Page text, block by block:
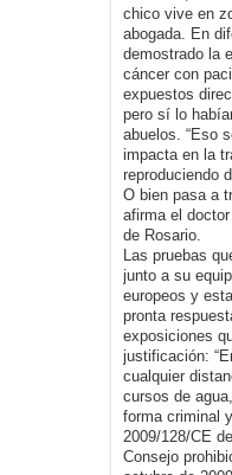
chico vive en
abogada. En
demostrado la
cáncer con
expuestos
pero sí lo
abuelos. “Eso
impacta en la
reproduciendo
O bien pasa a
afirma el
de Rosario.
Las pruebas
junto a su
europeos y
pronta
exposiciones
justificación:
cualquier
cursos de
forma criminal
2009/128/CE
Consejo